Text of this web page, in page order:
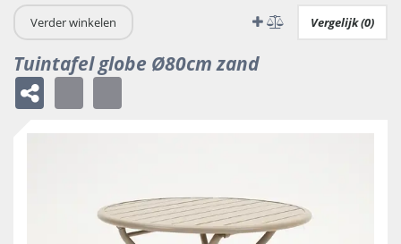
Verder winkelen Vergelijk (0)
Tuintafel globe Ø80cm zand